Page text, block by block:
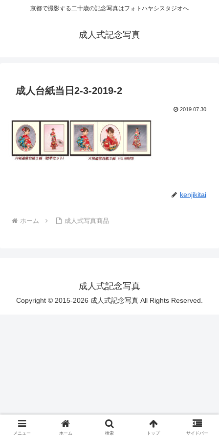
京都で撮影する二十歳の記念写真はフォトハヤシスタジオへ
成人式記念写真
成人台紙当日2-3-2019-2
2019.07.30
kenjikitai
ホーム 成人式写真商品
成人式記念写真
Copyright © 2015-2026 成人式記念写真 All Rights Reserved.
メニュー ホーム 検索 トップ サイドバー